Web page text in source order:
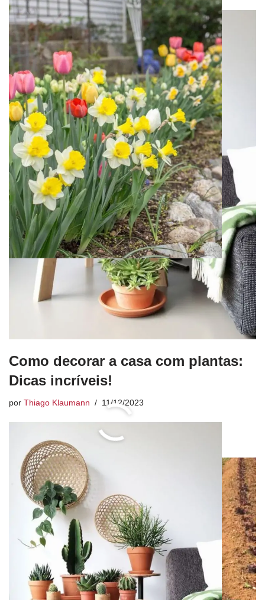
Como decorar a casa com plantas:
Dicas incríveis!
por Thiago Klaumann 11/12/2023